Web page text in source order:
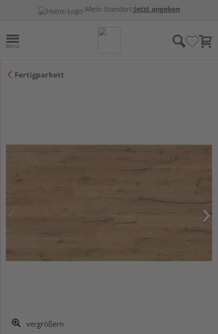
Mein Standort:Jetzt angeben
Fertigparkett
vergrößern